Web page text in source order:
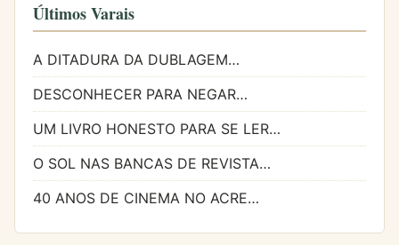
Últimos Varais
A DITADURA DA DUBLAGEM…
DESCONHECER PARA NEGAR…
UM LIVRO HONESTO PARA SE LER…
O SOL NAS BANCAS DE REVISTA…
40 ANOS DE CINEMA NO ACRE…